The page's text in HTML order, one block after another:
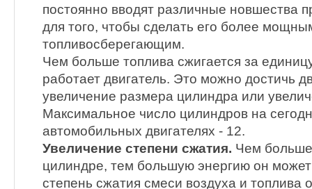
постоянно вводят различные новшества
для того, чтобы сделать его более
топливосберегающим.
Чем больше топлива сжигается за
работает двигатель. Это можно достичь
увеличение размера цилиндра или
Максимальное число цилиндров на
автомобильных двигателях - 12.
Увеличение степени сжатия. Чем больше
цилиндре, тем большую энергию он
степень сжатия смеси воздуха и топлива